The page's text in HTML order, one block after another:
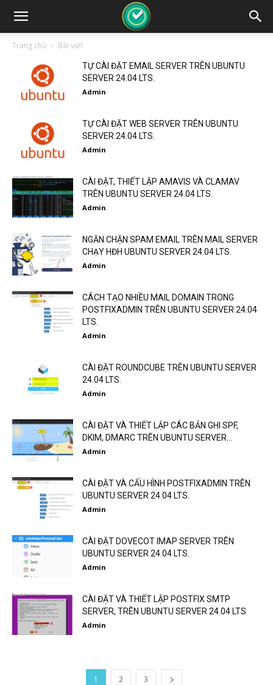
Trang chủ Bài viết
TỰ CÀI ĐẶT EMAIL SERVER TRÊN UBUNTU
SERVER 24.04 LTS.
Admin
TỰ CÀI ĐẶT WEB SERVER TRÊN UBUNTU
SERVER 24.04 LTS.
Admin
CÀI ĐẶT, THIẾT LẬP AMAVIS VÀ CLAMAV
TRÊN UBUNTU SERVER 24.04 LTS.
Admin
NGĂN CHẶN SPAM EMAIL TRÊN MAIL SERVER
CHẠY HĐH UBUNTU SERVER 24.04 LTS.
Admin
CÁCH TẠO NHIỀU MAIL DOMAIN TRONG
POSTFIXADMIN TRÊN UBUNTU SERVER 24.04
LTS.
Admin
CÀI ĐẶT ROUNDCUBE TRÊN UBUNTU SERVER
24.04 LTS.
Admin
CÀI ĐẶT VÀ THIẾT LẬP CÁC BẢN GHI SPF,
DKIM, DMARC TRÊN UBUNTU SERVER...
Admin
CÀI ĐẶT VÀ CẤU HÌNH POSTFIXADMIN TRÊN
UBUNTU SERVER 24.04 LTS.
Admin
CÀI ĐẶT DOVECOT IMAP SERVER TRÊN
UBUNTU SERVER 24.04 LTS.
Admin
CÀI ĐẶT VÀ THIẾT LẬP POSTFIX SMTP
SERVER, TRÊN UBUNTU SERVER 24.04 LTS
Admin
1 2 3